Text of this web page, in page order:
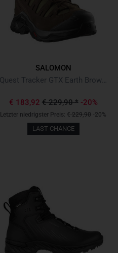
SALOMON
€ 183,92 € 229,90* -20%
Letzter niedrigster Preis:€ 229,90 -20%
LAST CHANCE